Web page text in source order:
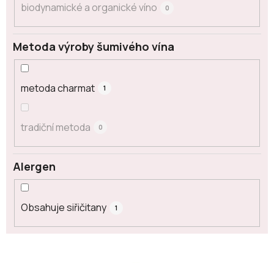
biodynamické a organické víno 0
Metoda výroby šumivého vína
metoda charmat 1
tradiční metoda 0
Alergen
Obsahuje siřičitany 1